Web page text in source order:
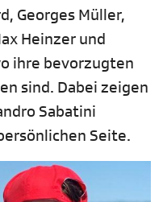
Georges Müller,
Heinzer und
ihre bevorzugten
sind. Dabei zeigen
Sabatini
Seite.